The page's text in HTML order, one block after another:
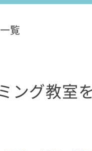
覧
ング教室